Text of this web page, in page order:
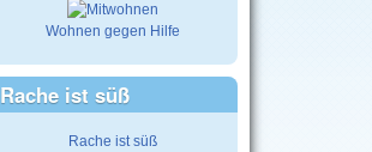
Wohnen gegen Hilfe
Rache ist süß
Rache ist süß